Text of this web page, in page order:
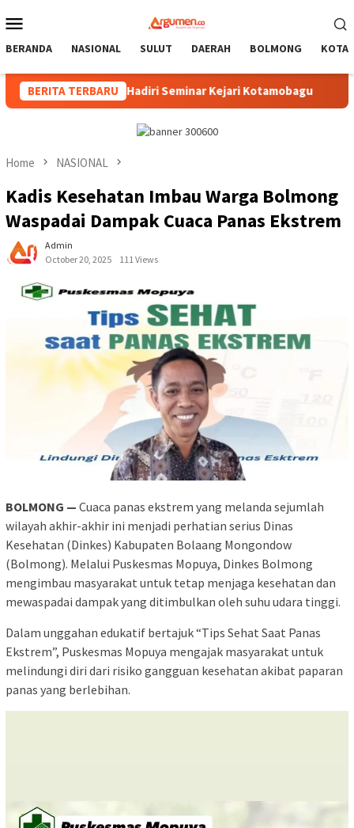
to
Menu
BERANDA NASIONAL SULUT DAERAH BOLMONG
BERITA TERBARU
Hadiri Seminar Kejari Kotamobagu Wali Kota Resmi
Home NASIONAL
Kadis Kesehatan Imbau Warga Bolmong
Waspadai Dampak Cuaca Panas Ekstrem
Admin
October 20, 2025
111 Views
BOLMONG — Cuaca panas ekstrem yang melanda sejumlah
wilayah akhir-akhir ini menjadi perhatian serius Dinas
Kesehatan (Dinkes) Kabupaten Bolaang Mongondow
(Bolmong). Melalui Puskesmas Mopuya, Dinkes Bolmong
mengimbau masyarakat untuk tetap menjaga kesehatan dan
mewaspadai dampak yang ditimbulkan oleh suhu udara tinggi.
Dalam unggahan edukatif bertajuk “Tips Sehat Saat Panas
Ekstrem”, Puskesmas Mopuya mengajak masyarakat untuk
melindungi diri dari risiko gangguan kesehatan akibat paparan
panas yang berlebihan.